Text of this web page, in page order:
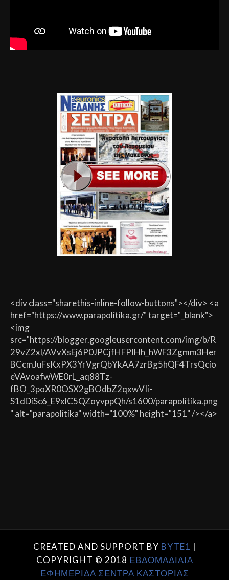
<div class="sharethis-inline-follow-buttons"></div> <a
href="https://www.parapolitika.gr/" target="_blank">
<img
src="https://blogger.googleusercontent.com/img/b/R
29vZ2xl/AVvXsEj6P0JPCjfHFPIHh_hWF3Zgmm3Her
BCcmJuFsKxPX3YrVgrQbYkAA7zrBg5hQF4TrsQcio
eVAvoafwWE0rL_aq88Tz-
fBO_3poXR0OSX2gBOdbZ2qxwVIi-
S1dDiSc6_E9xlC5QZoyvppQh/s1600/parapolitika.png
" alt="parapolitika" width="100%" height="151" /></a>
CREATED AND SUPPORT BY BYTE1 |
COPYRIGHT © 2018 ΕΒΔΟΜΑΔΙΑΙΑ
ΕΦΗΜΕΡΙΔΑ ΣΕΝΤΡΑ ΚΑΣΤΟΡΙΑΣ